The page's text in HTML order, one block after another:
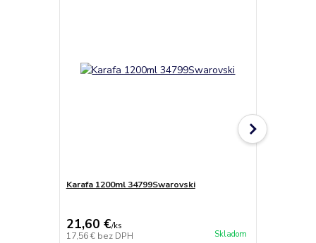
Karafa 1200ml 34799Swarovski
21,60 €/ks
17,56 € bez DPH Skladom